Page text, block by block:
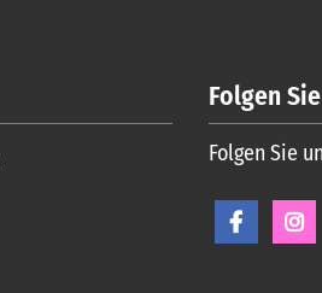
Folgen
Folgen Sie